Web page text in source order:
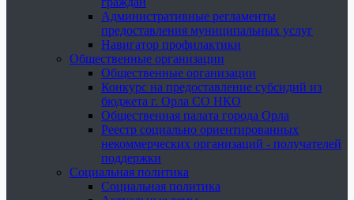
Административные регламенты
предоставления муниципальных услуг
Навигатор профилактики
Общественные организации
Общественные организации
Конкурс на предоставление субсидий из
бюджета г. Орла СО НКО
Общественная палата города Орла
Реестр социально ориентированных
некоммерческих организаций - получателей
поддержки
Социальная политика
Социальная политика